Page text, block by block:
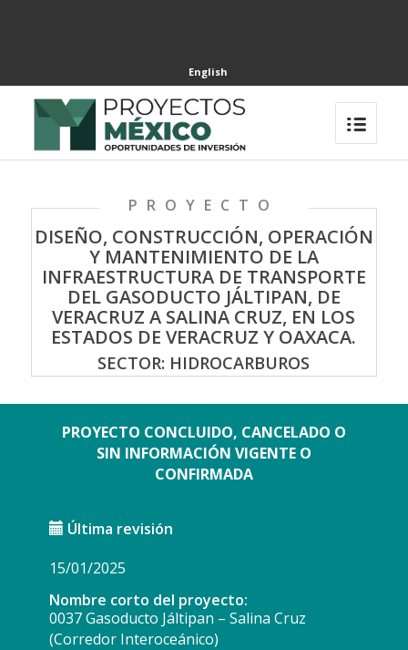
English
PROYECTO
DISEÑO, CONSTRUCCIÓN, OPERACIÓN
Y MANTENIMIENTO DE LA
INFRAESTRUCTURA DE TRANSPORTE
DEL GASODUCTO JÁLTIPAN, DE
VERACRUZ A SALINA CRUZ, EN LOS
ESTADOS DE VERACRUZ Y OAXACA.
SECTOR: HIDROCARBUROS
PROYECTO CONCLUIDO, CANCELADO O
SIN INFORMACIÓN VIGENTE O
CONFIRMADA
Última revisión
15/01/2025
Nombre corto del proyecto:
0037 Gasoducto Jáltipan – Salina Cruz
(Corredor Interoceánico)